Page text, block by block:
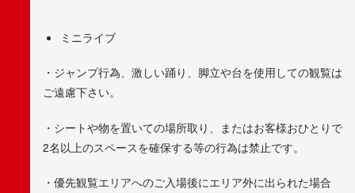
ミニライブ
・ジャンプ行為、激しい踊り、脚立や台を使用しての観覧は
ご遠慮下さい。
・シートや物を置いての場所取り、またはお客様おひとりで
2名以上のスペースを確保する等の行為は禁止です。
・優先観覧エリアへのご入場後にエリア外に出られた場合